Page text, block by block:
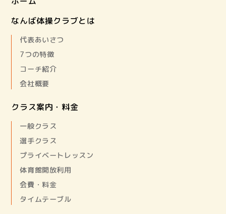
なんば体操クラブとは
代表あいさつ
7つの特徴
コーチ紹介
会社概要
クラス案内・料金
一般クラス
選手クラス
プライベートレッスン
体育館開放利用
会費・料金
タイムテーブル